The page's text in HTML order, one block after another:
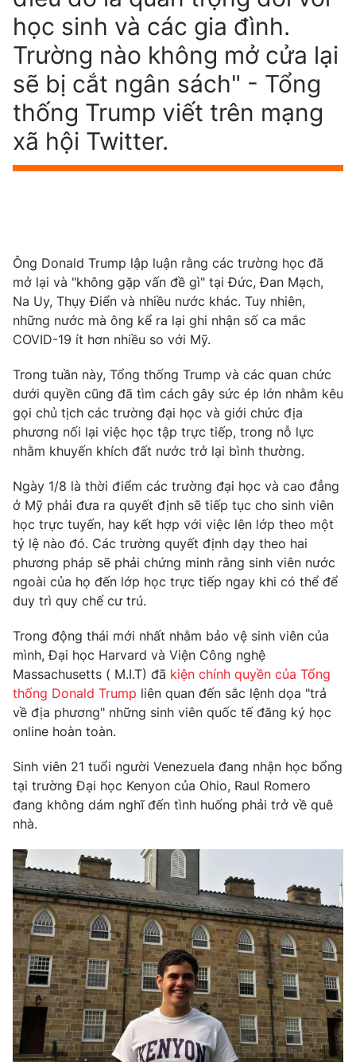
học sinh và các gia đình.
Trường nào không mở cửa lại
sẽ bị cắt ngân sách" - Tổng
thống Trump viết trên mạng
xã hội Twitter.
Ông Donald Trump lập luận rằng các trường học đã
mở lại và "không gặp vấn đề gì" tại Đức, Đan Mạch,
Na Uy, Thụy Điển và nhiều nước khác. Tuy nhiên,
những nước mà ông kể ra lại ghi nhận số ca mắc
COVID-19 ít hơn nhiều so với Mỹ.
Trong tuần này, Tổng thống Trump và các quan chức
dưới quyền cũng đã tìm cách gây sức ép lớn nhằm kêu
gọi chủ tịch các trường đại học và giới chức địa
phương nối lại việc học tập trực tiếp, trong nỗ lực
nhằm khuyến khích đất nước trở lại bình thường.
Ngày 1/8 là thời điểm các trường đại học và cao đẳng
ở Mỹ phải đưa ra quyết định sẽ tiếp tục cho sinh viên
học trực tuyến, hay kết hợp với việc lên lớp theo một
tỷ lệ nào đó. Các trường quyết định dạy theo hai
phương pháp sẽ phải chứng minh rằng sinh viên nước
ngoài của họ đến lớp học trực tiếp ngay khi có thể để
duy trì quy chế cư trú.
Trong động thái mới nhất nhằm bảo vệ sinh viên của
mình, Đại học Harvard và Viện Công nghệ
Massachusetts ( M.I.T) đã kiện chính quyền của Tổng
thống Donald Trump liên quan đến sắc lệnh dọa "trả
về địa phương" những sinh viên quốc tế đăng ký học
online hoàn toàn.
Sinh viên 21 tuổi người Venezuela đang nhận học bổng
tại trường Đại học Kenyon của Ohio, Raul Romero
đang không dám nghĩ đến tình huống phải trở về quê
nhà.